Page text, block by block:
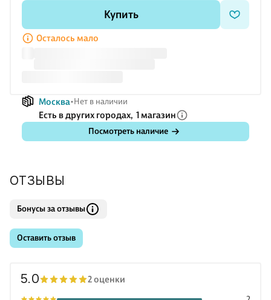
личности А.А. Брусилова, которые могут существенно
изменить его традиционный образ, отделить вымыслы от
фактов.
Купить
Осталось мало
Москва Нет в наличии
Есть в других городах, 1 магазин
Посмотреть наличие
ОТЗЫВЫ
Бонусы за отзывы
Оставить отзыв
5.0
2 оценки